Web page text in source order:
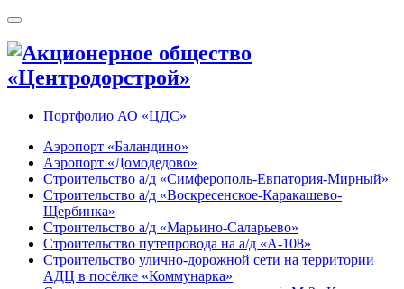
Портфолио АО «ЦДС»
Аэропорт «Баландино»
Аэропорт «Домодедово»
Строительство а/д «Симферополь-Евпатория-Мирный»
Строительство а/д «Воскресенское-Каракашево-
Щербинка»
Строительство а/д «Марьино-Саларьево»
Строительство путепровода на а/д «А-108»
Строительство улично-дорожной сети на территории
АДЦ в посёлке «Коммунарка»